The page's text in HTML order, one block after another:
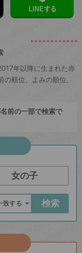
LINEする
年以降に生まれた赤
順位、よみの順位、
前の一部で検索で
女の子
検索